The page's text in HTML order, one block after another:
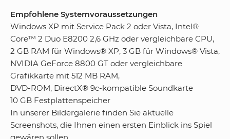
Empfohlene Systemvoraussetzungen
Windows XP mit Service Pack 2 oder Vista, Intel®
Core™ 2 Duo E8200 2,6 GHz oder vergleichbare CPU,
2 GB RAM für Windows® XP, 3 GB für Windows® Vista,
NVIDIA GeForce 8800 GT oder vergleichbare
Grafikkarte mit 512 MB RAM,
DVD-ROM, DirectX® 9c-kompatible Soundkarte
10 GB Festplattenspeicher
In unserer Bildergalerie finden Sie aktuelle
Screenshots, die Ihnen einen ersten Einblick ins Spiel